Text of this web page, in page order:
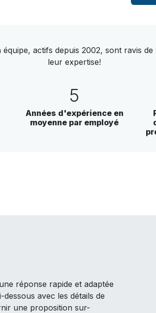
équipe, actifs depuis 2002, sont ravis
leur expertise!
5
Années d'expérience en
moyenne par employé
réponse rapide et adaptée
avec les détails de
une proposition sur-